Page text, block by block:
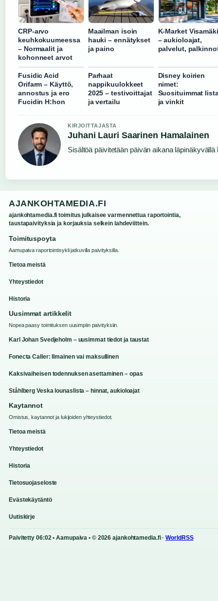
CRP-arvo
keuhkokuumeessa
– Normaalit ja
kohonneet arvot
Maailman isoin
hauki – ennätykset
ja paino
K-Market Visamäki
– aukioloajat,
palvelut,
Fusidic Acid
Orifarm – Käyttö,
annostus ja ero
Fucidin H:hon
Parhaat
nappikuulokkeet
2025 – testivoittajat
ja vertailu
Disney koirien
nimet:
Suosituimmat
ja vinkit
KIRJOITTAJASTA
Juhani Lauri Saarinen Hamalainen
Sisältöä päivitetään päivän aikana läpinäkyvällä
AJANKOHTAMEDIA.FI
ajankohtamedia.fi toimitus julkaisee varmennettua raportointia,
taustapaivityksia ja korjauksia selkein lahdeviittein.
Toimituspoyta
Aamupaiva raportointisykli jatkuvilla paivityksilla.
Tietoa meistä
Yhteystiedot
Historia
Uusimmat artikkelit
Nopea paasy toimituksen uusimpiin paivityksiin.
Karl Johan Svedjeholm – uusimmat tiedot ja taustat
Fonecta Caller: Ilmainen vai maksullinen
Kaksivaiheisen todennuksen asettaminen – opas
Ståhlberg Veska lounaslista – hinnat, aukioloajat
Kaytannot
Omistus, kaytannot ja lukijoiden yhteystiedot.
Tietoa meistä
Yhteystiedot
Historia
Tietosuojaseloste
Evästekäytäntö
Uutiskirje
Paivitetty 06:02 • Aamupaiva • © 2026 ajankohtamedia.fi ·WorldRSS